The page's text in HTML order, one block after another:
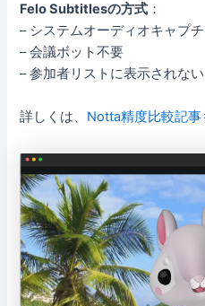
Felo Subtitlesの方式 ：
– システムオーディオキャプ
– 会議ボット不要
– 参加者リストに表示されない
詳しくは、 Notta精度比較記事